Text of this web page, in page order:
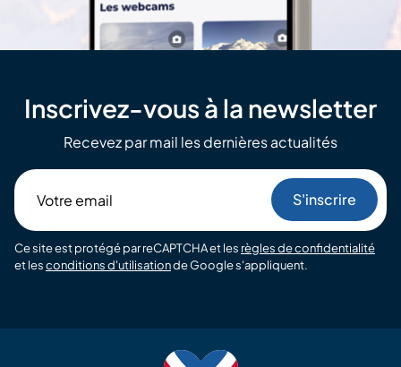
Inscrivez-vous à la newsletter
Recevez par mail les dernières actualités
email
Ce site est protégé par reCAPTCHA et les règles de confidentialité
et lesconditions d'utilisationde Google s'appliquent.